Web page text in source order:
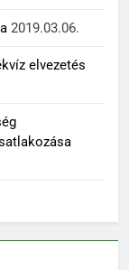
2019.03.06.
elvezetés